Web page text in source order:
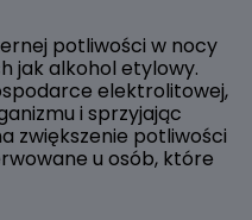
potliwości w nocy
jak alkohol etylowy.
elektrolitowej,
i sprzyjając
zwiększenie potliwości
u osób, które